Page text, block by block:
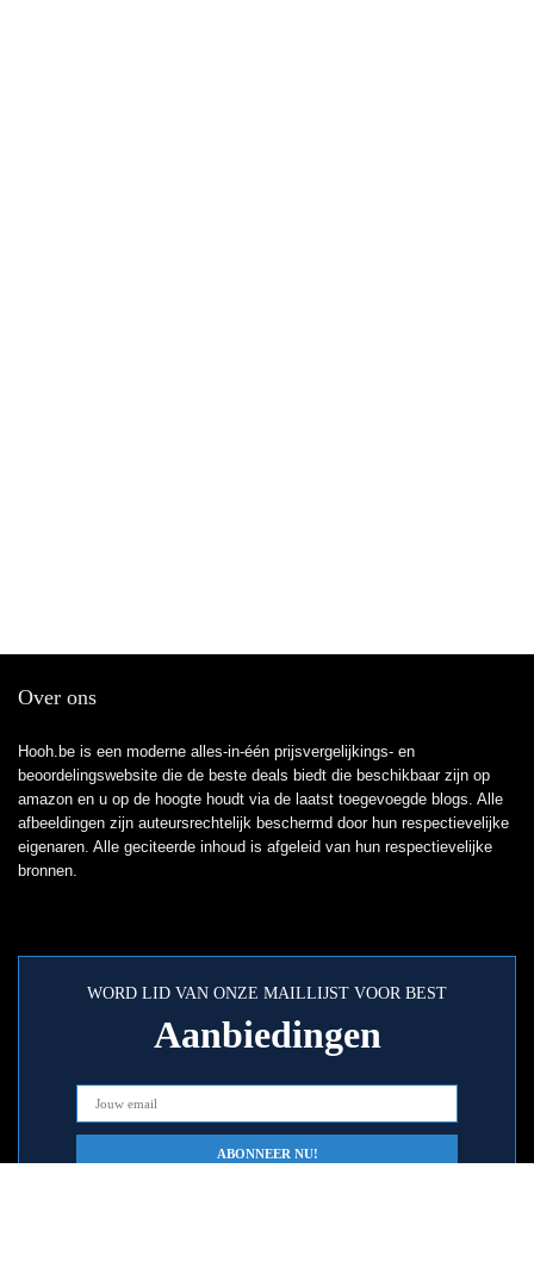
Over ons
Hooh.be is een moderne alles-in-één prijsvergelijkings- en
beoordelingswebsite die de beste deals biedt die beschikbaar zijn op
amazon en u op de hoogte houdt via de laatst toegevoegde blogs. Alle
afbeeldingen zijn auteursrechtelijk beschermd door hun respectievelijke
eigenaren. Alle geciteerde inhoud is afgeleid van hun respectievelijke
bronnen.
WORD LID VAN ONZE MAILLIJST VOOR BEST
Aanbiedingen